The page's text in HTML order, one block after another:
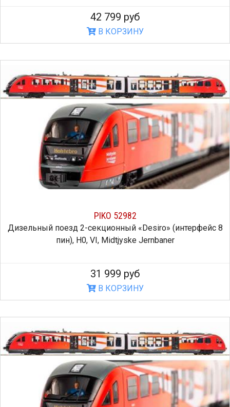
42 799 руб
В КОРЗИНУ
PIKO 52982
Дизельный поезд 2-секционный «Desiro» (интерфейс 8
пин), H0, VI, Midtjyske Jernbaner
31 999 руб
В КОРЗИНУ